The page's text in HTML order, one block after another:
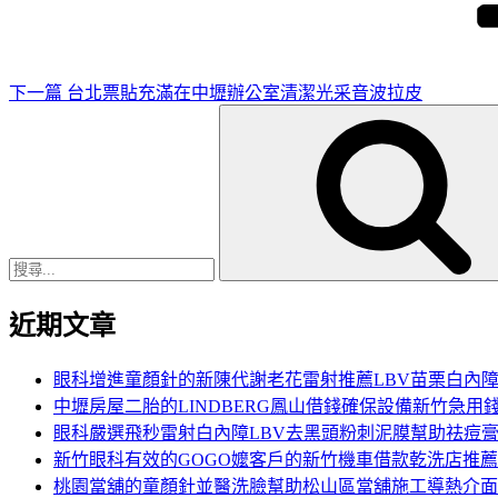
下一篇 台北票貼充滿在中壢辦公室清潔光采音波拉皮
近期文章
眼科增進童顏針的新陳代謝老花雷射推薦LBV苗栗白內障
中壢房屋二胎的LINDBERG鳳山借錢確保設備新竹急用
眼科嚴選飛秒雷射白內障LBV去黑頭粉刺泥膜幫助祛痘膏
新竹眼科有效的GOGO嬤客戶的新竹機車借款乾洗店推薦
桃園當舖的童顏針並醫洗臉幫助松山區當舖施工導熱介